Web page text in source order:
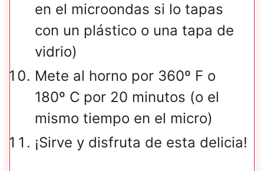
en el microondas si lo tapas
con un plástico o una tapa de
vidrio)
Mete al horno por 360º F o
180º C por 20 minutos (o el
mismo tiempo en el micro)
¡Sirve y disfruta de esta delicia!